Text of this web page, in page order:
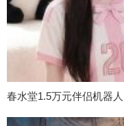
春水堂1.5万元伴侣机器